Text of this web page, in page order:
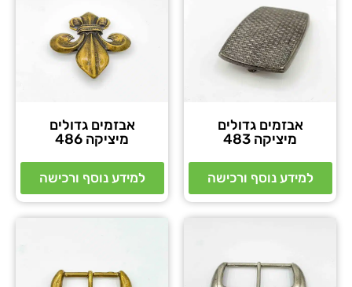
אבזמים גדולים
מיציקה 483
למידע נוסף ורכישה
אבזמים גדולים
מיציקה 486
למידע נוסף ורכישה